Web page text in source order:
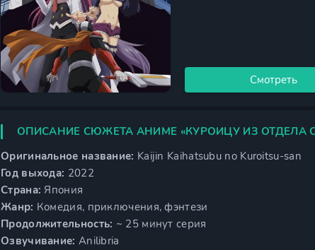
Смотреть
ОПИСАНИЕ СЮЖЕТА АНИМЕ «КУРОИЦУ ИЗ ОТДЕЛА
Оригинальное название: Kaijin Kaihatsubu no Kuroitsu-san
Год выхода: 2022
Страна: Япония
Жанр: Комедия, приключения, фэнтези
Продолжительность: ~ 25 минут серия
Озвучивание: Anilibria